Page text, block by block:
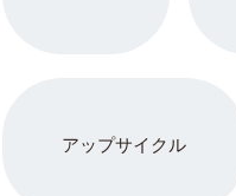
アップサイクル